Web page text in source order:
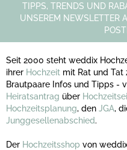
TIPPS, TRENDS UND
UNSEREM NEWSLETTER
Seit 2000 steht weddix
ihrer Hochzeit mit Rat und Tat
Brautpaare Infos und Tipps -
Heiratsantrag über
Hochzeitsplanung, den JGA,
Junggesellenabschied.
Der Hochzeitsshop von